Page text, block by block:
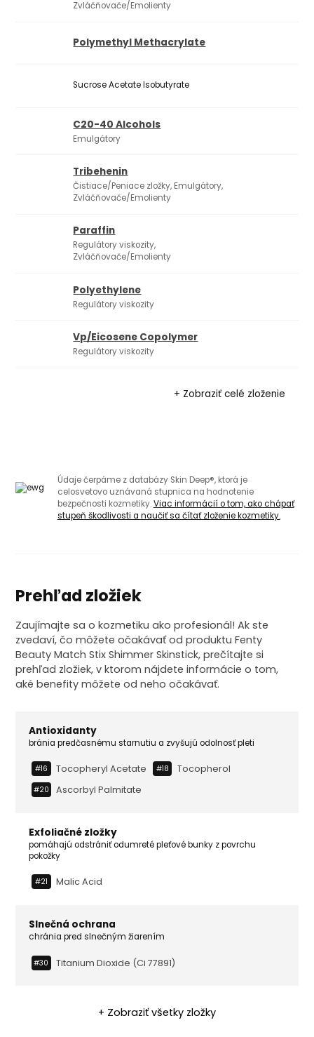
Zvláčňovače/Emolienty
Polymethyl Methacrylate
Sucrose Acetate Isobutyrate
C20-40 Alcohols
Emulgátory
Tribehenin
Čistiace/Peniace zložky, Emulgátory,
Zvláčňovače/Emolienty
Paraffin
Regulátory viskozity,
Zvláčňovače/Emolienty
Polyethylene
Regulátory viskozity
Vp/Eicosene Copolymer
Regulátory viskozity
+ Zobraziť celé zloženie
Údaje čerpáme z databázy Skin Deep®, ktorá je
celosvetovo uznávaná stupnica na hodnotenie
bezpečnosti kozmetiky.Viac informácií o tom, ako chápať
stupeň škodlivosti a naučiť sa čítať zloženie kozmetiky.
Prehľad zložiek
Zaujímajte sa o kozmetiku ako profesionál! Ak ste
zvedaví, čo môžete očakávať od produktu Fenty
Beauty Match Stix Shimmer Skinstick, prečítajte si
prehľad zložiek, v ktorom nájdete informácie o tom,
aké benefity môžete od neho očakávať.
Antioxidanty
bránia predčasnému starnutiu a zvyšujú odolnosť pleti
#16 Tocopheryl Acetate #18 Tocopherol
#20 Ascorbyl Palmitate
Exfoliačné zložky
pomáhajú odstrániť odumreté pleťové bunky z povrchu
pokožky
#21 Malic Acid
Slnečná ochrana
chránia pred slnečným žiarením
#30 Titanium Dioxide (ci 77891)
+ Zobraziť všetky zložky